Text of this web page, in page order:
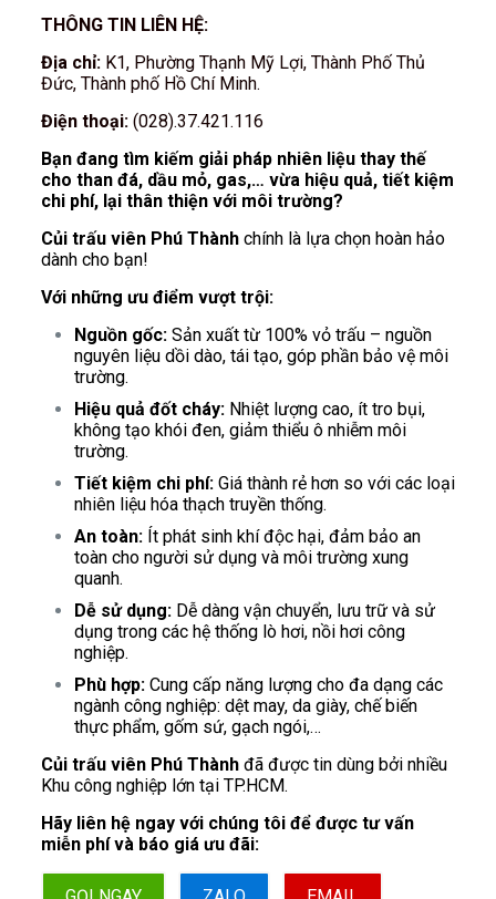
THÔNG TIN LIÊN HỆ:
Địa chỉ:K1, Phường Thạnh Mỹ Lợi, Thành Phố Thủ
Đức, Thành phố Hồ Chí Minh.
Điện thoại: (028).37.421.116
Bạn đang tìm kiếm giải pháp nhiên liệu thay thế
cho than đá, dầu mỏ, gas,… vừa hiệu quả, tiết kiệm
chi phí, lại thân thiện với môi trường?
Củi trấu viên Phú Thànhchính là lựa chọn hoàn hảo
dành cho bạn!
Với những ưu điểm vượt trội:
Nguồn gốc:Sản xuất từ 100% vỏ trấu – nguồn
nguyên liệu dồi dào, tái tạo, góp phần bảo vệ môi
trường.
Hiệu quả đốt cháy:Nhiệt lượng cao, ít tro bụi,
không tạo khói đen, giảm thiểu ô nhiễm môi
trường.
Tiết kiệm chi phí:Giá thành rẻ hơn so với các loại
nhiên liệu hóa thạch truyền thống.
An toàn:Ít phát sinh khí độc hại, đảm bảo an
toàn cho người sử dụng và môi trường xung
quanh.
Dễ sử dụng:Dễ dàng vận chuyển, lưu trữ và sử
dụng trong các hệ thống lò hơi, nồi hơi công
nghiệp.
Phù hợp:Cung cấp năng lượng cho đa dạng các
ngành công nghiệp: dệt may, da giày, chế biến
thực phẩm, gốm sứ, gạch ngói,…
Củi trấu viên Phú Thànhđã được tin dùng bởi nhiều
Khu công nghiệp lớn tại TP.HCM.
Hãy liên hệ ngay với chúng tôi để được tư vấn
miễn phí và báo giá ưu đãi: